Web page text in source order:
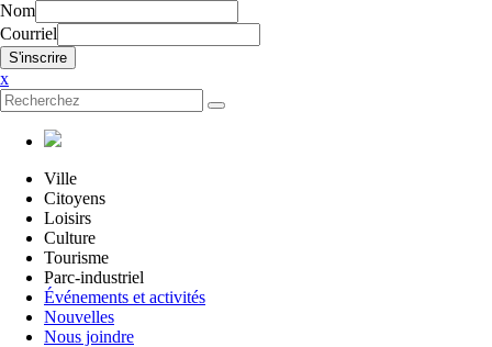
Nom
Courriel
x
Ville
Citoyens
Loisirs
Culture
Tourisme
Parc-industriel
Événements et activités
Nouvelles
Nous joindre